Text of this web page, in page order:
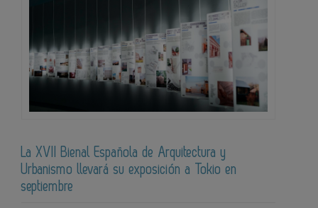
La XVII Bienal Española de Arquitectura y
Urbanismo llevará su exposición a Tokio en
septiembre